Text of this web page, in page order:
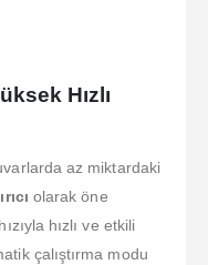
Hızlı
az miktardaki
olarak öne
hızlı ve etkili
çalıştırma modu